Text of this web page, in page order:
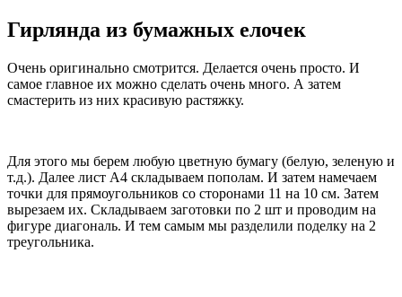
Гирлянда из бумажных елочек
Очень оригинально смотрится. Делается очень просто. И
самое главное их можно сделать очень много. А затем
смастерить из них красивую растяжку.
Для этого мы берем любую цветную бумагу (белую, зеленую и
т.д.). Далее лист А4 складываем пополам. И затем намечаем
точки для прямоугольников со сторонами 11 на 10 см. Затем
вырезаем их. Складываем заготовки по 2 шт и проводим на
фигуре диагональ. И тем самым мы разделили поделку на 2
треугольника.